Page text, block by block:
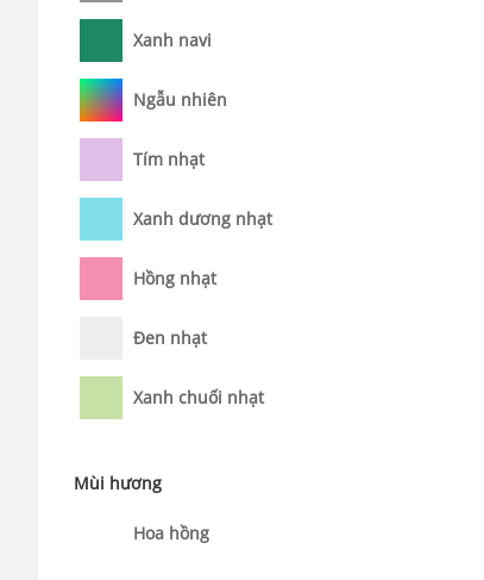
Xanh navi
Ngẫu nhiên
Tím nhạt
Xanh dương nhạt
Hồng nhạt
Đen nhạt
Xanh chuối nhạt
Mùi hương
Hoa hồng